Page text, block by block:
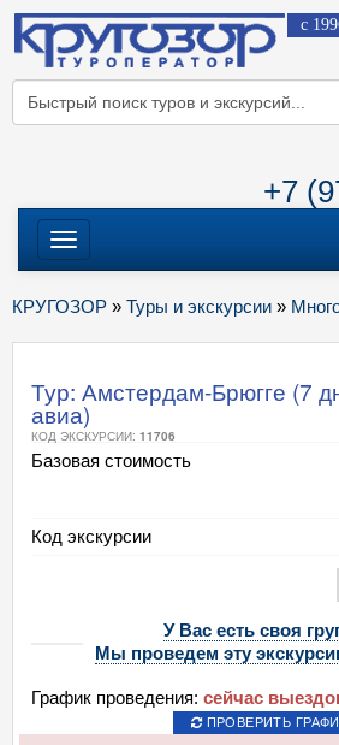
с
+7
Меню
КРУГОЗОР » Туры и экскурсии »
Тур: Амстердам-Брюгге (7
авиа)
КОД ЭКСКУРСИИ: 11706
Базовая стоимость
Код экскурсии
У Вас есть своя
Мы проведем эту
График проведения: сейчас
ПРОВЕРИТЬ